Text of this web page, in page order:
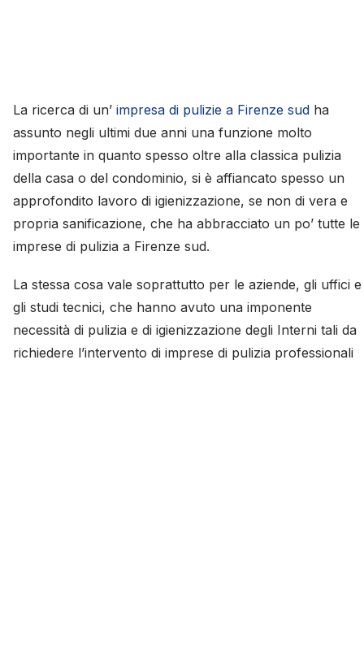
La ricerca di un’ impresa di pulizie a Firenze sud ha
assunto negli ultimi due anni una funzione molto
importante in quanto spesso oltre alla classica pulizia
della casa o del condominio, si è affiancato spesso un
approfondito lavoro di igienizzazione, se non di vera e
propria sanificazione, che ha abbracciato un po’ tutte le
imprese di pulizia a Firenze sud.
La stessa cosa vale soprattutto per le aziende, gli uffici e
gli studi tecnici, che hanno avuto una imponente
necessità di pulizia e di igienizzazione degli Interni tali da
richiedere l’intervento di imprese di pulizia professionali